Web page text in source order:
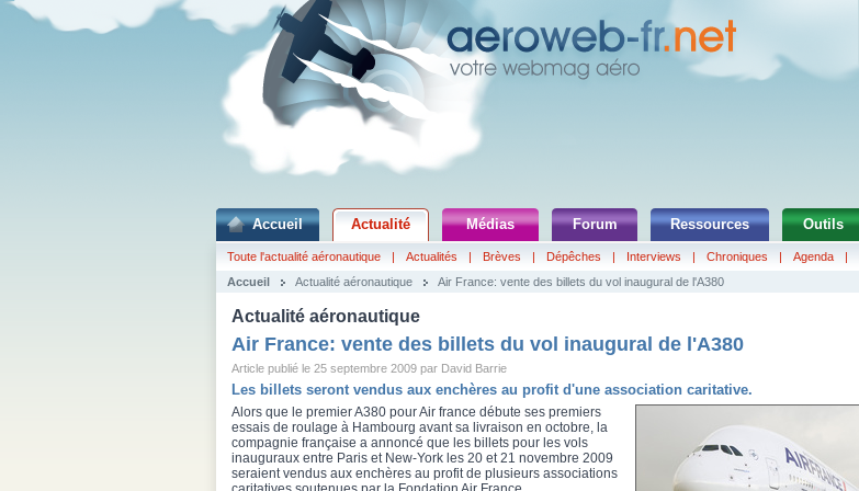
Accueil Actualité Médias Forum Ressources Outils
Toute l'actualité aéronautique | Actualités | Brèves | Dépêches | Interviews | Chroniques | Agenda |
Accueil
Actualité aéronautique Air France: vente des billets du vol inaugural de l'A380
Actualité aéronautique
Air France: vente des billets du vol inaugural de l'A380
Article publié le 25 septembre 2009 par David Barrie
Les billets seront vendus aux enchères au profit d'une association caritative.
Alors que le premier A380 pour Air france débute ses premiers
essais de roulage à Hambourg avant sa livraison en octobre, la
compagnie française a annoncé que les billets pour les vols
inauguraux entre Paris et New-York les 20 et 21 novembre 2009
seraient vendus aux enchères au profit de plusieurs associations